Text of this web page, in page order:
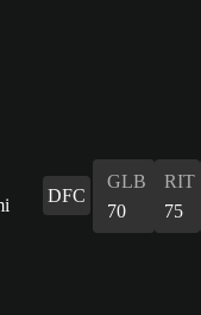
DFC
GLB
70
RIT
75